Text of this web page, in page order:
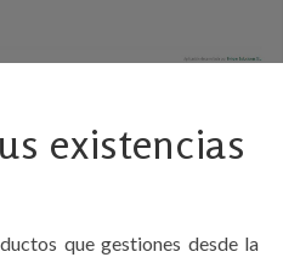
existencias
que gestiones desde la